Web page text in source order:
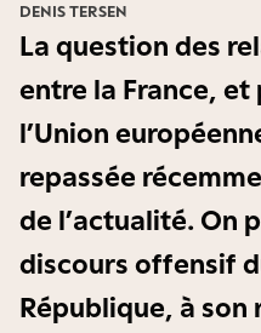
La question des
entre la France,
l’Union
repassée
de l’actualité. On
discours offensif
République, à son
DENIS TERSEN